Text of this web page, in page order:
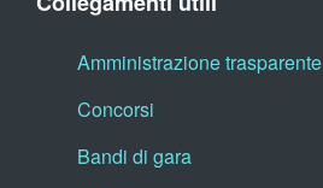
Amministrazione trasparente
Concorsi
Bandi di gara